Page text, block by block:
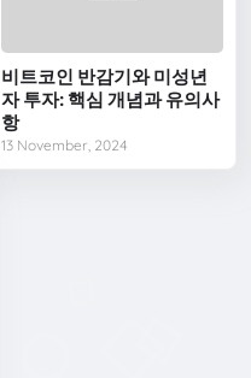
비트코인 반감기와 미성년
자 투자: 핵심 개념과 유의사
항
13 November, 2024